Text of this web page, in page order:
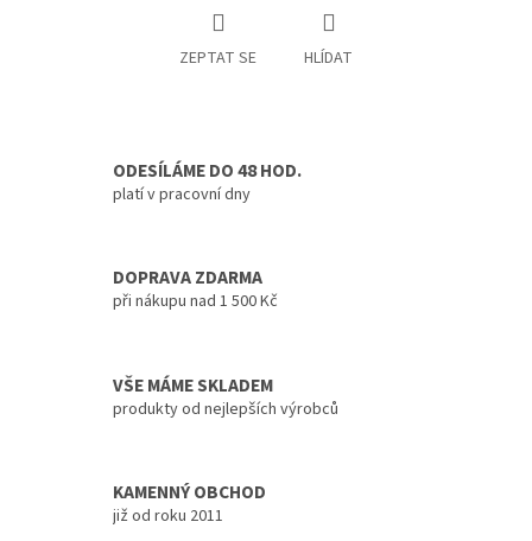
ZEPTAT SE HLÍDAT
ODESÍLÁME DO 48 HOD.
platí v pracovní dny
DOPRAVA ZDARMA
při nákupu nad 1 500 Kč
VŠE MÁME SKLADEM
produkty od nejlepších výrobců
KAMENNÝ OBCHOD
již od roku 2011